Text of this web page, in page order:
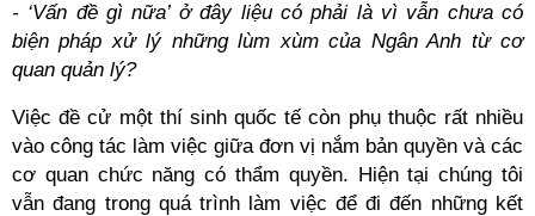
- ‘Vấn đề gì nữa’ ở đây liệu có phải là vì vẫn chưa có
biện pháp xử lý những lùm xùm của Ngân Anh từ cơ
quan quản lý?
Việc đề cử một thí sinh quốc tế còn phụ thuộc rất nhiều
vào công tác làm việc giữa đơn vị nắm bản quyền và các
cơ quan chức năng có thẩm quyền. Hiện tại chúng tôi
vẫn đang trong quá trình làm việc để đi đến những kết